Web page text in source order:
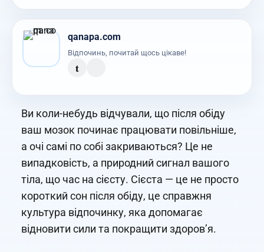
qanapa.com
Відпочинь, почитай щось цікаве!
t
Ви коли-небудь відчували, що після обіду
ваш мозок починає працювати повільніше,
а очі самі по собі закриваються? Це не
випадковість, а природний сигнал вашого
тіла, що час на сієсту. Сієста — це не просто
короткий сон після обіду, це справжня
культура відпочинку, яка допомагає
відновити сили та покращити здоров’я.